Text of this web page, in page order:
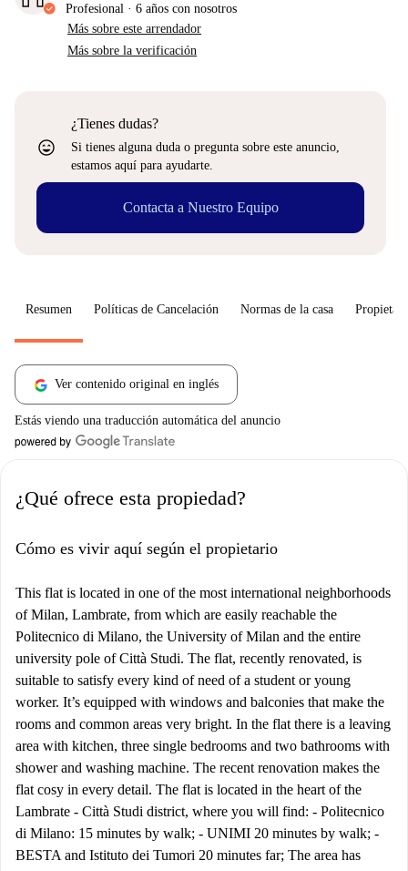
Profesional · 6 años con nosotros
Más sobre este arrendador
Más sobre la verificación
sentiment_very_satisfied
¿Tienes dudas?
Si tienes alguna duda o pregunta sobre este anuncio,
estamos aquí para ayudarte.
Contacta a Nuestro Equipo
Resumen Políticas de Cancelación Normas de la casa
Ver contenido original en inglés
Estás viendo una traducción automática del anuncio
¿Qué ofrece esta propiedad?
Cómo es vivir aquí según el propietario
This flat is located in one of the most international neighborhoods
of Milan, Lambrate, from which are easily reachable the
Politecnico di Milano, the University of Milan and the entire
university pole of Città Studi. The flat, recently renovated, is
suitable to satisfy every kind of need of a student or young
worker. It’s equipped with windows and balconies that make the
rooms and common areas very bright. In the flat there is a leaving
area with kitchen, three single bedrooms and two bathrooms with
shower and washing machine. The recent renovation makes the
flat cosy in every detail. The flat is located in the heart of the
Lambrate - Città Studi district, where you will find: - Politecnico
di Milano: 15 minutes by walk; - UNIMI 20 minutes by walk; -
BESTA and Istituto dei Tumori 20 minutes far; The area has